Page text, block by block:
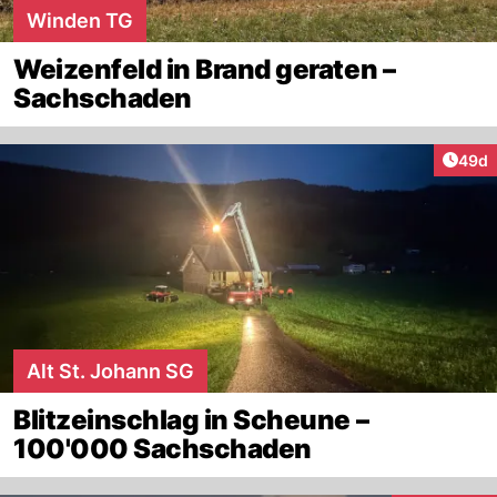
Winden TG
Weizenfeld in Brand geraten –
Sachschaden
49d
Alt St. Johann SG
Blitzeinschlag in Scheune –
100'000 Sachschaden